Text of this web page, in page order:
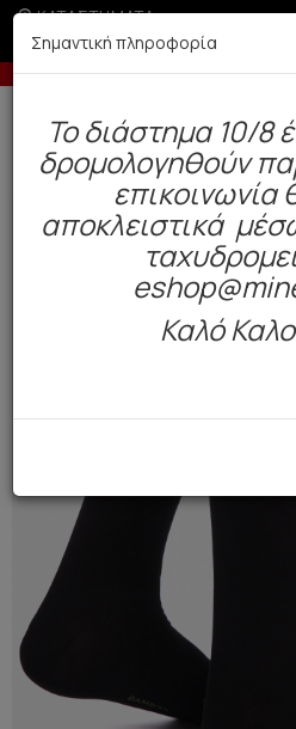
ΚΑΤΑΣΤΗΜΑΤΑ
Έως 6 άτοκες δόσεις με πιστωτική άνω των 100€
Δωρεάν αποστολή άνω των 49€.
Ανδρας Κάλτσες Χειμώνας
Σημαντική πληροφορία
To διάστημα 10/8
δρομολογηθούν
επικοινωνία
αποκλειστικά
Καλό